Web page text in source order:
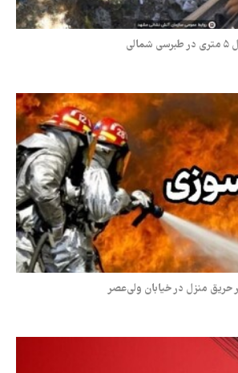
حریق منزل در خیابان ولی‌عصر